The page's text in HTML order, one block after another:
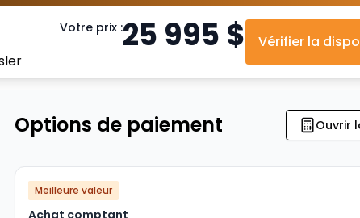
Votre prix :25 995 $ Vérifier la
Options de paiement Ouvrir
Meilleure valeur
Achat comptant